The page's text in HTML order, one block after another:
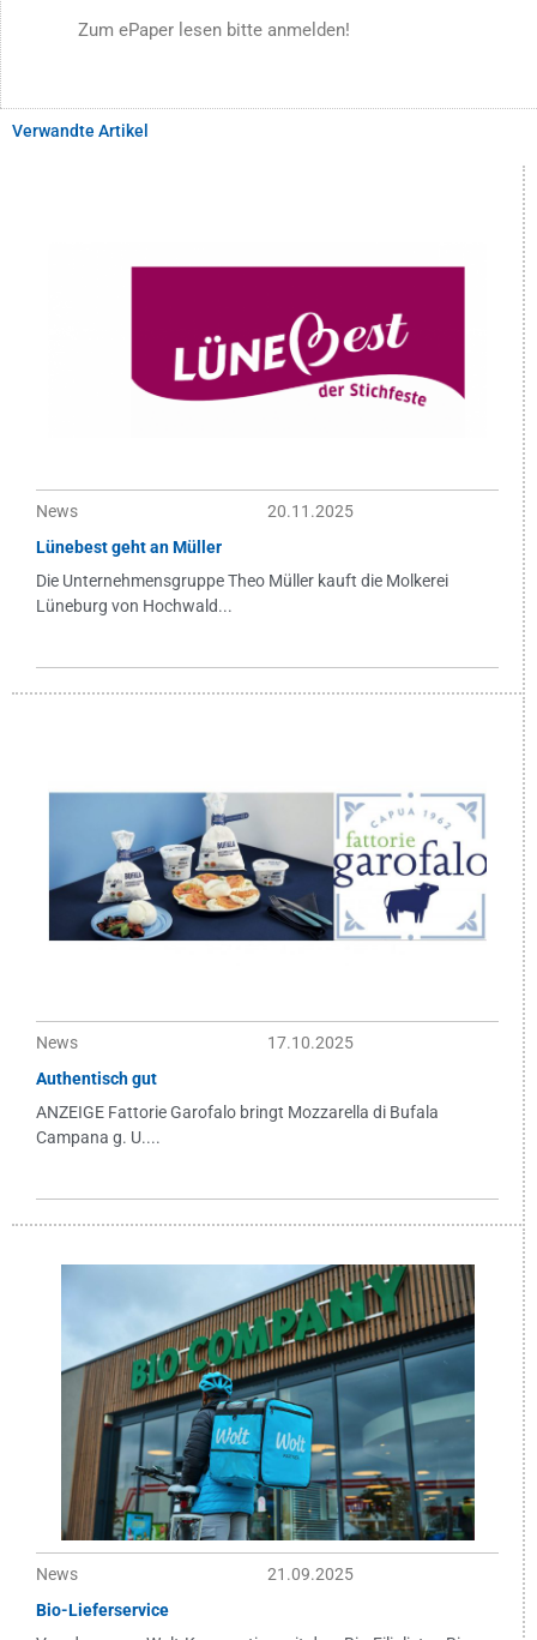
Zum ePaper lesen bitte anmelden!
Verwandte Artikel
News
20.11.2025
Lünebest geht an Müller
Die Unternehmensgruppe Theo Müller kauft die Molkerei
Lüneburg von Hochwald...
News
17.10.2025
Authentisch gut
ANZEIGE Fattorie Garofalo bringt Mozzarella di Bufala
Campana g. U....
News
21.09.2025
Bio-Lieferservice